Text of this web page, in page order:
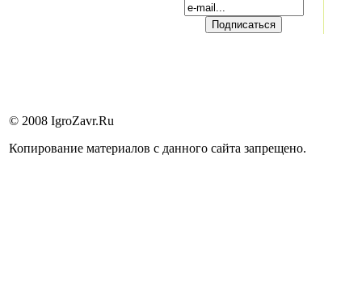
© 2008 IgroZavr.Ru
Копирование материалов с данного сайта запрещено.